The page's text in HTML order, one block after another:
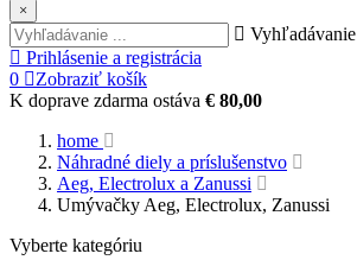
×
Vyhľadávanie
Prihlásenie a registrácia
0
Zobraziť košík
K doprave zdarma ostáva € 80,00
home
Náhradné diely a príslušenstvo
Aeg, Electrolux a Zanussi
Umývačky Aeg, Electrolux, Zanussi
Vyberte kategóriu